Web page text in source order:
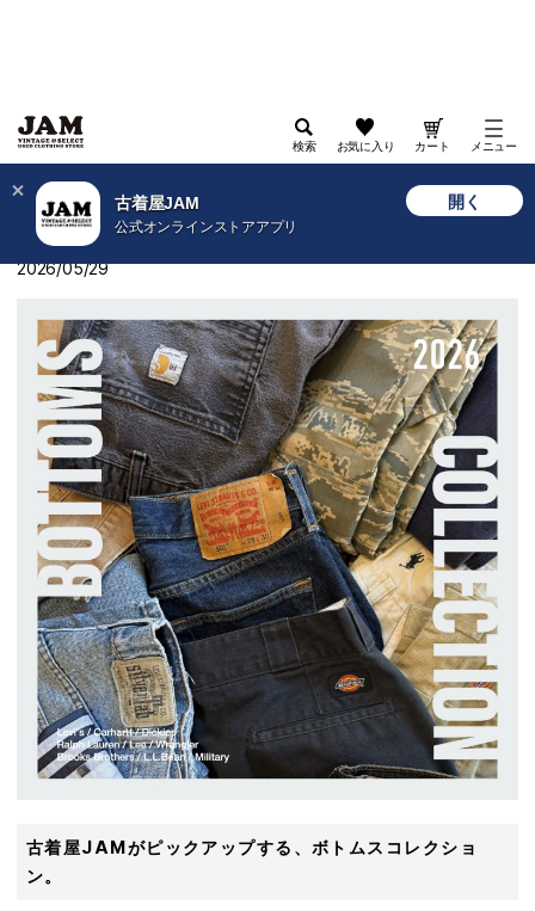
古着屋JAM
公式オンラインストアアプリ
開く
検索 お気に入り カート メニュー
古着屋JAM WEB BOTTOMS COLLECTION 2026
BOTTOMS COLLECTION 2026
2026/05/29
古着屋JAMがピックアップする、ボトムスコレクショ
ン。